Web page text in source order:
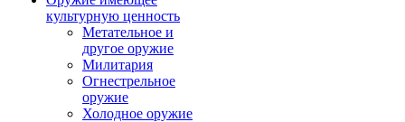
культурную ценность
Метательное и
другое оружие
Милитария
Огнестрельное
оружие
Холодное оружие